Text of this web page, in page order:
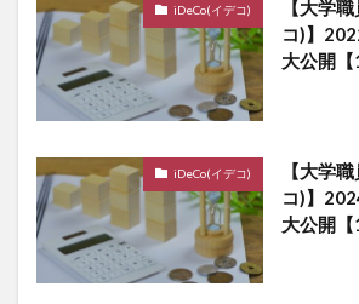
iDeCo(イデコ)
【大学
コ)】
大公開【
iDeCo(イデコ)
【大学
コ)】
大公開【